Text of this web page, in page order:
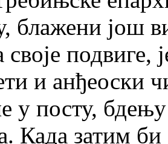
блажени још
своје
и анђеоски
у посту,
Када затим